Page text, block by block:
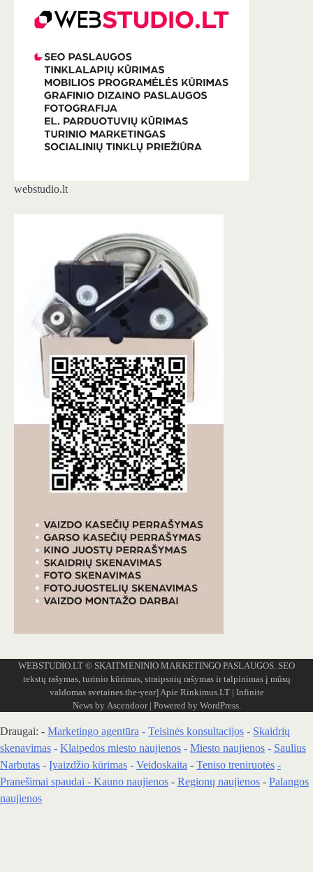
webstudio.lt
WEBSTUDIO.LT © SKAITMENINIO MARKETINGO PASLAUGOS. SEO
tekstų rašymas, turinio kūrimas, straipsnių rašymas ir talpinimas į mūsų
valdomas svetaines.the-year]Apie Rinkimus.LT| Infinite
News by Ascendoor| Powered by WordPress.
Draugai: - Marketingo agentūra - Teisinės konsultacijos - Skaidrių
skenavimas - Klaipedos miesto naujienos - Miesto naujienos - Saulius
Narbutas - Įvaizdžio kūrimas - Veidoskaita - Teniso treniruotės -
Pranešimai spaudai - Kauno naujienos - Regionų naujienos - Palangos
naujienos